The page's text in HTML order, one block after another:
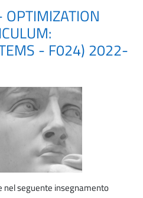
- F024) 2022-
nel seguente insegnamento